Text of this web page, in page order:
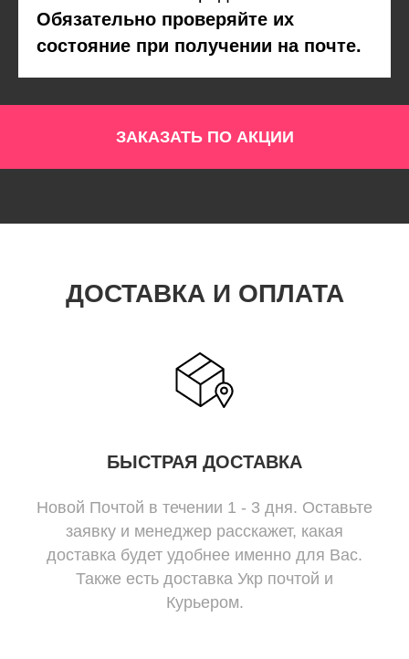
Обязательно проверяйте их
состояние при получении на почте.
ЗАКАЗАТЬ ПО АКЦИИ
ДОСТАВКА И ОПЛАТА
БЫСТРАЯ ДОСТАВКА
Новой Почтой в течении 1 - 3 дня. Оставьте
заявку и менеджер расскажет, какая
доставка будет удобнее именно для Вас.
Также есть доставка Укр почтой и
Курьером.